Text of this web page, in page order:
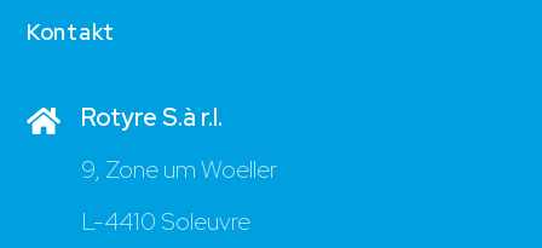
Kontakt
Rotyre S.à r.l.
9, Zone um Woeller
L-4410 Soleuvre